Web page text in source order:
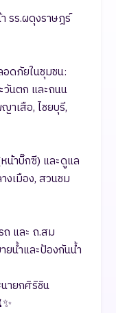
รร.ผดุงราษฎร์
ดภัยในชุมชน:
วันตก และถนน
าเสือ, ไชยบุรี,
น้าบิ๊กซี) และดูแล
งเมือง, สวนชม
ถ และ ถ.สม
ยน้ำและป้องกันน้ำ
ายกศิริชิน